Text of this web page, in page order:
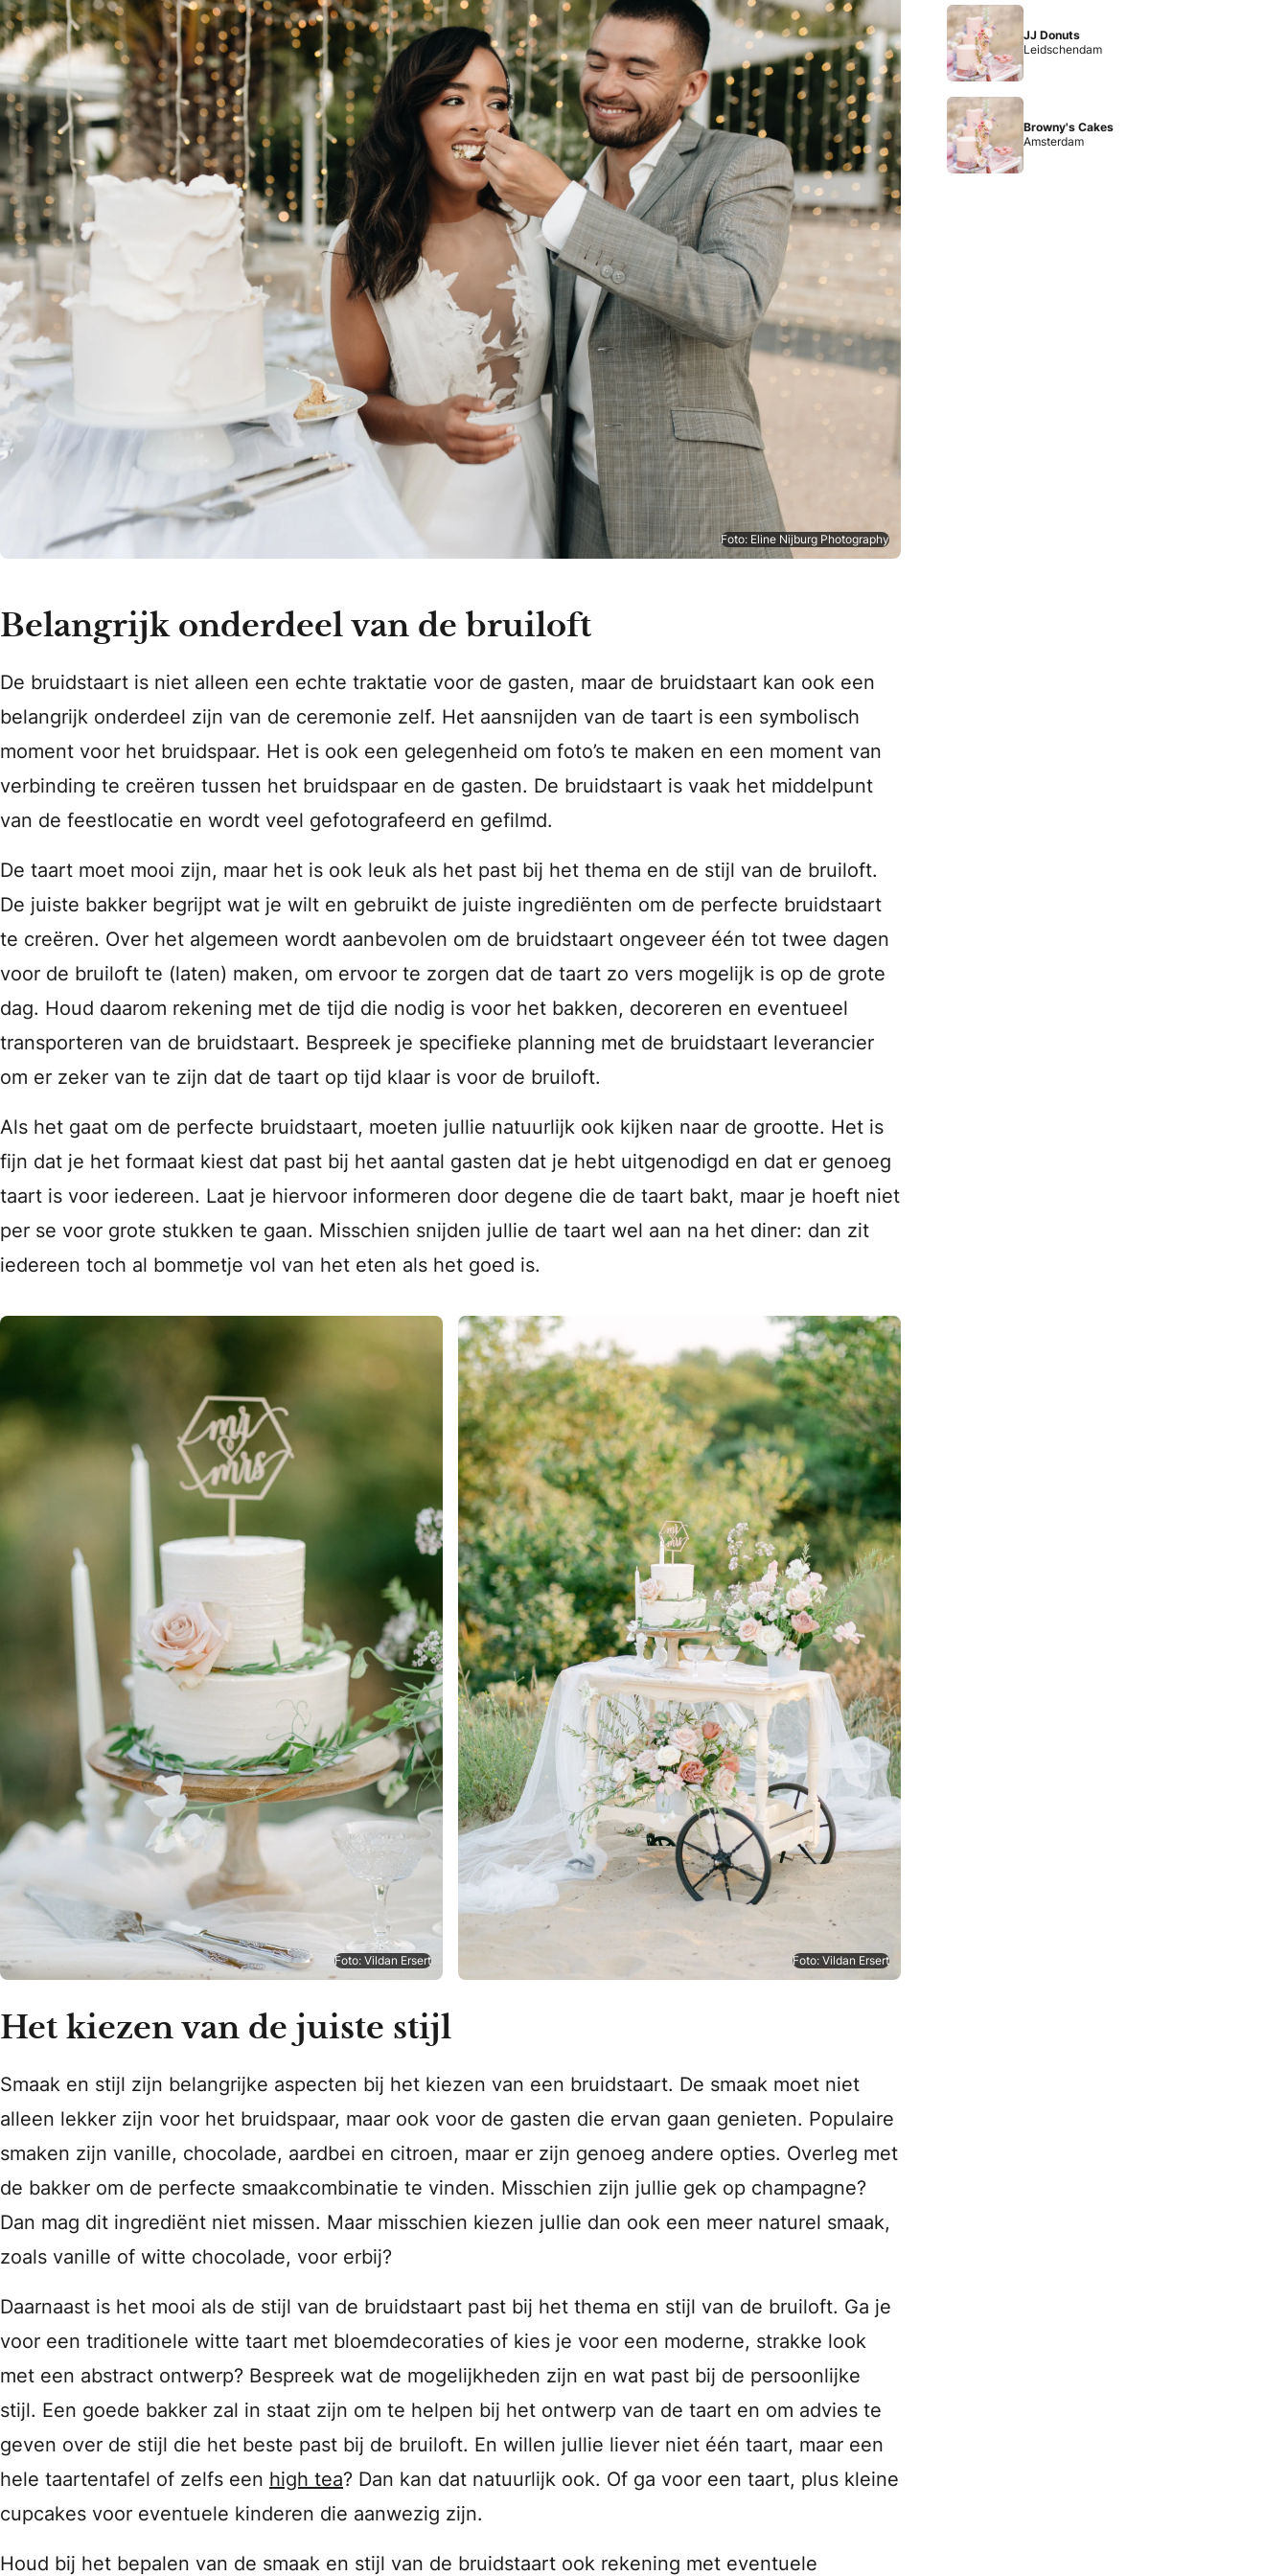
Foto: Eline Nijburg Photography
Belangrijk onderdeel van de bruiloft
De bruidstaart is niet alleen een echte traktatie voor de gasten, maar de bruidstaart kan ook een
belangrijk onderdeel zijn van de ceremonie zelf. Het aansnijden van de taart is een symbolisch
moment voor het bruidspaar. Het is ook een gelegenheid om foto’s te maken en een moment van
verbinding te creëren tussen het bruidspaar en de gasten. De bruidstaart is vaak het middelpunt
van de feestlocatie en wordt veel gefotografeerd en gefilmd.
De taart moet mooi zijn, maar het is ook leuk als het past bij het thema en de stijl van de bruiloft.
De juiste bakker begrijpt wat je wilt en gebruikt de juiste ingrediënten om de perfecte bruidstaart
te creëren. Over het algemeen wordt aanbevolen om de bruidstaart ongeveer één tot twee dagen
voor de bruiloft te (laten) maken, om ervoor te zorgen dat de taart zo vers mogelijk is op de grote
dag. Houd daarom rekening met de tijd die nodig is voor het bakken, decoreren en eventueel
transporteren van de bruidstaart. Bespreek je specifieke planning met de bruidstaart leverancier
om er zeker van te zijn dat de taart op tijd klaar is voor de bruiloft.
Als het gaat om de perfecte bruidstaart, moeten jullie natuurlijk ook kijken naar de grootte. Het is
fijn dat je het formaat kiest dat past bij het aantal gasten dat je hebt uitgenodigd en dat er genoeg
taart is voor iedereen. Laat je hiervoor informeren door degene die de taart bakt, maar je hoeft niet
per se voor grote stukken te gaan. Misschien snijden jullie de taart wel aan na het diner: dan zit
iedereen toch al bommetje vol van het eten als het goed is.
Foto: Vildan Ersert Foto: Vildan Ersert
Het kiezen van de juiste stijl
Smaak en stijl zijn belangrijke aspecten bij het kiezen van een bruidstaart. De smaak moet niet
alleen lekker zijn voor het bruidspaar, maar ook voor de gasten die ervan gaan genieten. Populaire
smaken zijn vanille, chocolade, aardbei en citroen, maar er zijn genoeg andere opties. Overleg met
de bakker om de perfecte smaakcombinatie te vinden. Misschien zijn jullie gek op champagne?
Dan mag dit ingrediënt niet missen. Maar misschien kiezen jullie dan ook een meer naturel smaak,
zoals vanille of witte chocolade, voor erbij?
Daarnaast is het mooi als de stijl van de bruidstaart past bij het thema en stijl van de bruiloft. Ga je
voor een traditionele witte taart met bloemdecoraties of kies je voor een moderne, strakke look
met een abstract ontwerp? Bespreek wat de mogelijkheden zijn en wat past bij de persoonlijke
stijl. Een goede bakker zal in staat zijn om te helpen bij het ontwerp van de taart en om advies te
geven over de stijl die het beste past bij de bruiloft. En willen jullie liever niet één taart, maar een
hele taartentafel of zelfs een high tea? Dan kan dat natuurlijk ook. Of ga voor een taart, plus kleine
cupcakes voor eventuele kinderen die aanwezig zijn.
Houd bij het bepalen van de smaak en stijl van de bruidstaart ook rekening met eventuele
JJ Donuts
Leidschendam
Browny's Cakes
Amsterdam